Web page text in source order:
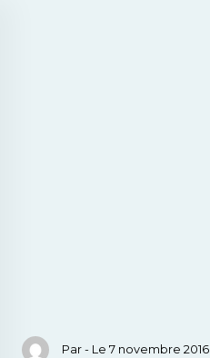
Par - Le 7 novembre 2016